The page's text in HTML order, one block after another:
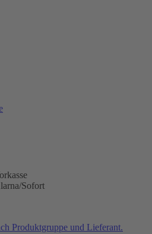
Produktgruppe und Lieferant.